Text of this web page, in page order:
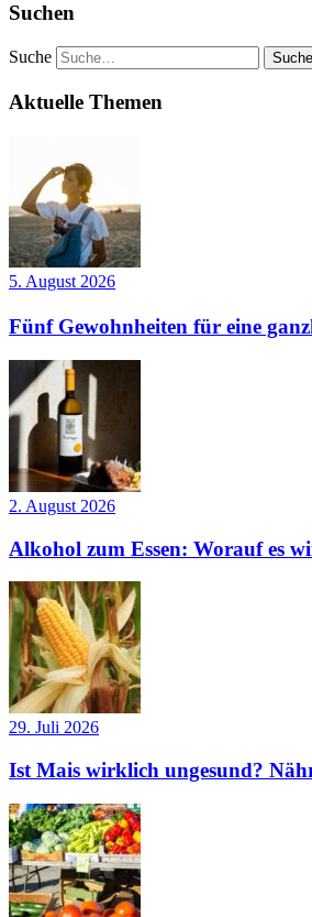
Suchen
Suche
Aktuelle Themen
5. August 2026
Fünf Gewohnheiten für eine
2. August 2026
Alkohol zum Essen: Worauf es
29. Juli 2026
Ist Mais wirklich ungesund?